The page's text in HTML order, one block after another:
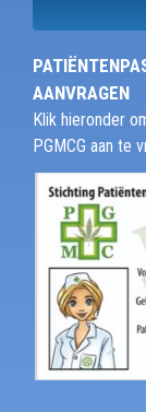
AANVRAGEN
Klik hieronder
PGMCG aan te